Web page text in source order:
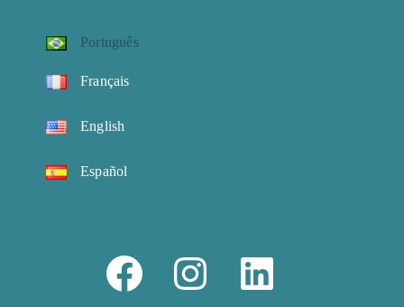
Português
Français
English
Español